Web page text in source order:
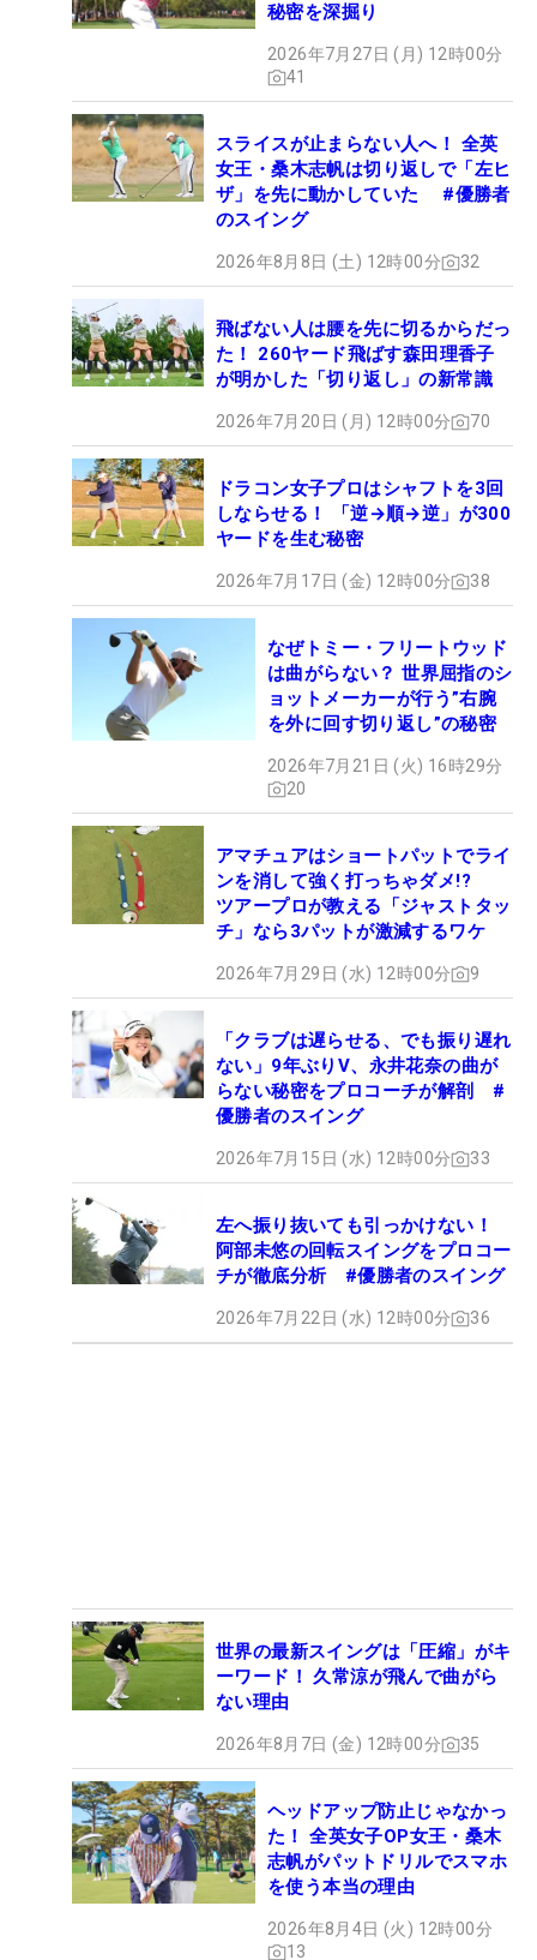
秘密を深掘り
2026年7月27日 (月) 12時00分
41
スライスが止まらない人へ！ 全英
女王・桑木志帆は切り返しで「左ヒ
ザ」を先に動かしていた #優勝者
のスイング
2026年8月8日 (土) 12時00分 32
飛ばない人は腰を先に切るからだっ
た！ 260ヤード飛ばす森田理香子
が明かした「切り返し」の新常識
2026年7月20日 (月) 12時00分 70
ドラコン女子プロはシャフトを3回
しならせる！ 「逆→順→逆」が300
ヤードを生む秘密
2026年7月17日 (金) 12時00分 38
なぜトミー・フリートウッド
は曲がらない？ 世界屈指のシ
ョットメーカーが行う”右腕
を外に回す切り返し”の秘密
2026年7月21日 (火) 16時29分
20
アマチュアはショートパットでライ
ンを消して強く打っちゃダメ!?
ツアープロが教える「ジャストタッ
チ」なら3パットが激減するワケ
2026年7月29日 (水) 12時00分 9
「クラブは遅らせる、でも振り遅れ
ない」9年ぶりV、永井花奈の曲が
らない秘密をプロコーチが解剖 #
優勝者のスイング
2026年7月15日 (水) 12時00分 33
左へ振り抜いても引っかけない！
阿部未悠の回転スイングをプロコー
チが徹底分析 #優勝者のスイング
2026年7月22日 (水) 12時00分 36
世界の最新スイングは「圧縮」がキ
ーワード！ 久常涼が飛んで曲がら
ない理由
2026年8月7日 (金) 12時00分 35
ヘッドアップ防止じゃなかっ
た！ 全英女子OP女王・桑木
志帆がパットドリルでスマホ
を使う本当の理由
2026年8月4日 (火) 12時00分
13